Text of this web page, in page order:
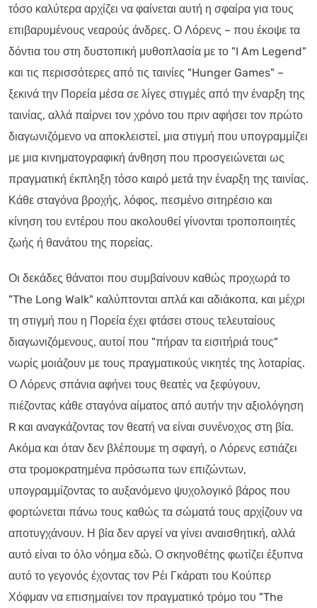
τόσο καλύτερα αρχίζει να φαίνεται αυτή η σφαίρα για τους
επιβαρυμένους νεαρούς άνδρες. Ο Λόρενς – που έκοψε τα
δόντια του στη δυστοπική μυθοπλασία με το "I Am Legend"
και τις περισσότερες από τις ταινίες "Hunger Games" –
ξεκινά την Πορεία μέσα σε λίγες στιγμές από την έναρξη της
ταινίας, αλλά παίρνει τον χρόνο του πριν αφήσει τον πρώτο
διαγωνιζόμενο να αποκλειστεί, μια στιγμή που υπογραμμίζει
με μια κινηματογραφική άνθηση που προσγειώνεται ως
πραγματική έκπληξη τόσο καιρό μετά την έναρξη της ταινίας.
Κάθε σταγόνα βροχής, λόφος, πεσμένο σιτηρέσιο και
κίνηση του εντέρου που ακολουθεί γίνονται τροποποιητές
ζωής ή θανάτου της πορείας.
Οι δεκάδες θάνατοι που συμβαίνουν καθώς προχωρά το
"The Long Walk" καλύπτονται απλά και αδιάκοπα, και μέχρι
τη στιγμή που η Πορεία έχει φτάσει στους τελευταίους
διαγωνιζόμενους, αυτοί που "πήραν τα εισιτήριά τους"
νωρίς μοιάζουν με τους πραγματικούς νικητές της λοταρίας.
Ο Λόρενς σπάνια αφήνει τους θεατές να ξεφύγουν,
πιέζοντας κάθε σταγόνα αίματος από αυτήν την αξιολόγηση
R και αναγκάζοντας τον θεατή να είναι συνένοχος στη βία.
Ακόμα και όταν δεν βλέπουμε τη σφαγή, ο Λόρενς εστιάζει
στα τρομοκρατημένα πρόσωπα των επιζώντων,
υπογραμμίζοντας το αυξανόμενο ψυχολογικό βάρος που
φορτώνεται πάνω τους καθώς τα σώματά τους αρχίζουν να
αποτυγχάνουν. Η βία δεν αργεί να γίνει αναισθητική, αλλά
αυτό είναι το όλο νόημα εδώ. Ο σκηνοθέτης φωτίζει έξυπνα
αυτό το γεγονός έχοντας τον Ρέι Γκάρατι του Κούπερ
Χόφμαν να επισημαίνει τον πραγματικό τρόμο του "The